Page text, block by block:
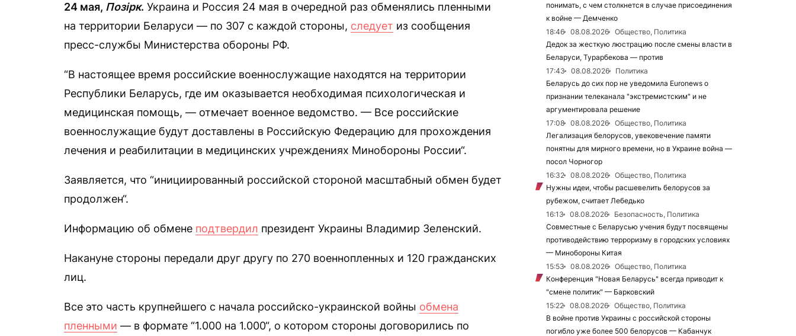
24 мая, Позірк. Украина и Россия 24 мая в очередной раз обменялись пленными
на территории Беларуси — по 307 с каждой стороны, следует из сообщения
пресс-службы Министерства обороны РФ.
“В настоящее время российские военнослужащие находятся на территории
Республики Беларусь, где им оказывается необходимая психологическая и
медицинская помощь, — отмечает военное ведомство. — Все российские
военнослужащие будут доставлены в Российскую Федерацию для прохождения
лечения и реабилитации в медицинских учреждениях Минобороны России“.
Заявляется, что “инициированный российской стороной масштабный обмен будет
продолжен“.
Информацию об обмене подтвердил президент Украины Владимир Зеленский.
Накануне стороны передали друг другу по 270 военнопленных и 120 гражданских
лиц.
Все это часть крупнейшего с начала российско-украинской войны обмена
пленными — в формате “1.000 на 1.000“, о котором стороны договорились по
понимать, с чем столкнется в случае присоединения
к войне — Демченко
18:46
08.08.2026
Общество, Политика
Дедок за жесткую люстрацию после смены власти в
Беларуси, Турарбекова — против
17:43
08.08.2026
Политика
Беларусь до сих пор не уведомила Euronews о
признании телеканала "экстремистским" и не
аргументировала решение
17:08
08.08.2026
Общество, Политика
Легализация белорусов, увековечение памяти
понятны для мирного времени, но в Украине война —
посол Чорногор
16:32
08.08.2026
Общество, Политика
Нужны идеи, чтобы расшевелить белорусов за
рубежом, считает Лебедько
16:13
08.08.2026
Безопасность, Политика
Совместные с Беларусью учения будут посвящены
противодействию терроризму в городских условиях
— Минобороны Китая
15:53
08.08.2026
Общество, Политика
Конференция "Новая Беларусь" всегда приводит к
"смене политик" — Барковский
15:22
08.08.2026
Общество, Политика
В войне против Украины с российской стороны
погибло уже более 500 белорусов — Кабанчук